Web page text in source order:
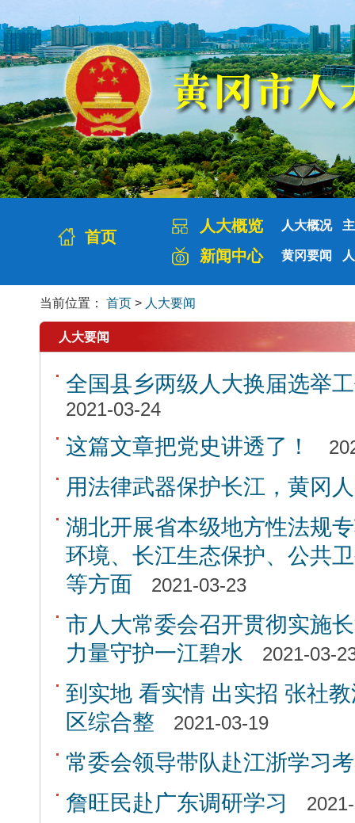
首页
人大概览 人大概况
新闻中心 黄冈要闻
当前位置： 首页 > 人大要闻
人大要闻
全国县乡两级人大换届选举
2021-03-24
这篇文章把党史讲透了！
用法律武器保护长江，黄冈
湖北开展省本级地方性法规
环境、长江生态保护、公共
等方面
2021-03-23
市人大常委会召开贯彻实施
力量守护一江碧水
2021-03-
到实地 看实情 出实招 张社
区综合整
2021-03-19
常委会领导带队赴江浙学习
詹旺民赴广东调研学习